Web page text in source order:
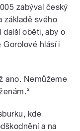
zabýval český
základě svého
oběti, aby o
hlásí i
ano. Nemůžeme
kde
a na